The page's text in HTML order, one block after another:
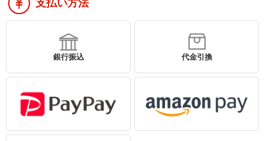
支払い方法
銀行振込 代金引換